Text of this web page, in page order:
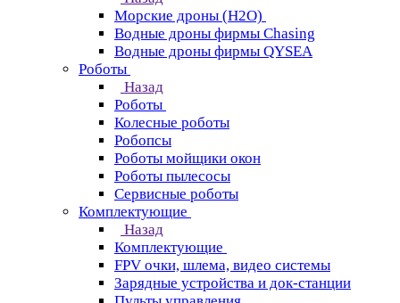
Морские дроны (H2O)
Водные дроны фирмы Chasing
Водные дроны фирмы QYSEA
Роботы
Назад
Роботы
Колесные роботы
Робопсы
Роботы мойщики окон
Роботы пылесосы
Сервисные роботы
Комплектующие
Назад
Комплектующие
FPV очки, шлема, видео системы
Зарядные устройства и док-станции